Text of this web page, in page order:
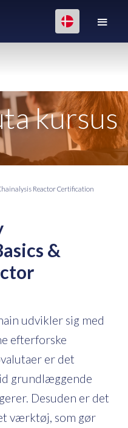
kursus
Reactor Certification
&
udvikler sig med
efterforske
er det
grundlæggende
Desuden er det
værktøj, som gør